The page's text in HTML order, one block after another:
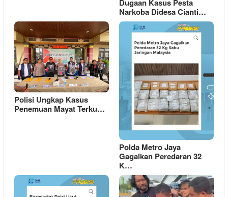
Dugaan Kasus Pesta
Narkoba Didesa Cianti…
Polisi Ungkap Kasus
Penemuan Mayat Terku…
Polda Metro Jaya
Gagalkan Peredaran 32
K…